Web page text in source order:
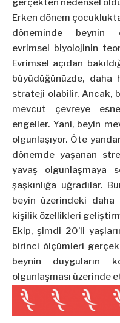
gerçekten nedensel
Erken dönem
döneminde beynin
evrimsel biyolojinin
Evrimsel açıdan
büyüdüğünüzde, daha
strateji olabilir. Ancak,
mevcut çevreye
engeller. Yani, beyin
olgunlaşıyor. Öte
dönemde yaşanan
yavaş olgunlaşmaya
şaşkınlığa uğradılar.
beyin üzerindeki
kişilik özellikleri
Ekip, şimdi 20’li
birinci ölçümleri
beynin duyguların
olgunlaşması üzerinde